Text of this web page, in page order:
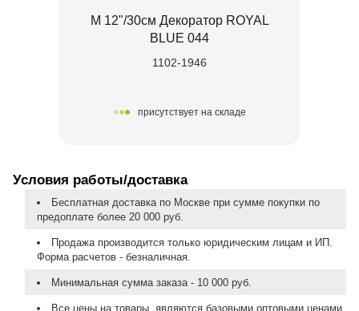
М 12"/30см Декоратор ROYAL
BLUE 044
1102-1946
присутствует на складе
Условия работы/доставка
Бесплатная доставка по Москве при сумме покупки по
предоплате более 20 000 руб.
Продажа производится только юридическим лицам и ИП.
Форма расчетов - безналичная.
Минимальная сумма заказа - 10 000 руб.
Все цены на товары, являются базовыми оптовыми ценами,